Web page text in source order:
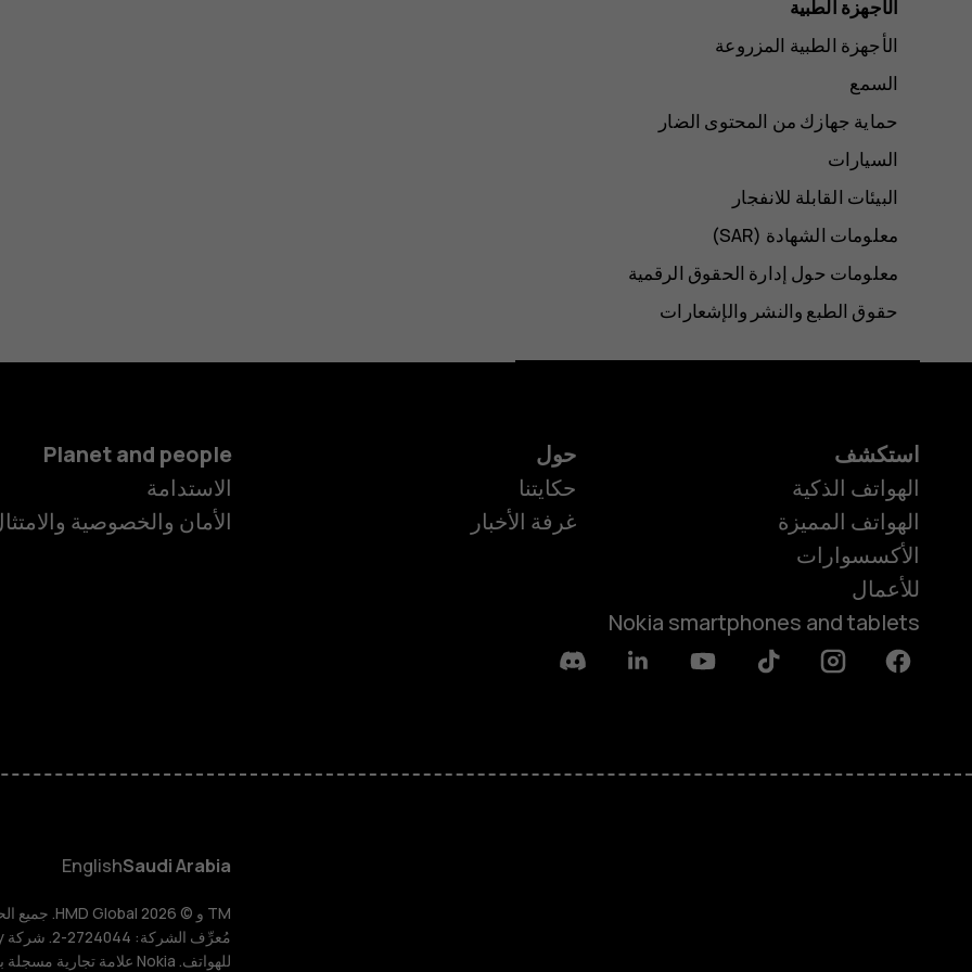
الهواتف الذكية
Terra M
HMD DUB
HMD Watch
الأجهزة الطبية
الأجهزة الطبية المزروعة
السمع
حماية جهازك من المحتوى الضار
السيارات
البيئات القابلة للانفجار
معلومات الشهادة (SAR‏)
معلومات حول إدارة الحقوق الرقمية
حقوق الطبع والنشر والإشعارات
استكشف
الهواتف الذكية
الهواتف المميزة
الأكسسوارات
للأعمال
Nokia smartphones and tablets
حول
حكايتنا
غرفة الأخبار
Planet and people
الاستدامة
الأمان والخصوصية
Facebook
Instagram
Tiktok
Youtube
Linkedin
Discord
Saudi Arabia
English
للهواتف. Nokia علامة تجارية مسجلة باسم شركة Nokia Corporation.